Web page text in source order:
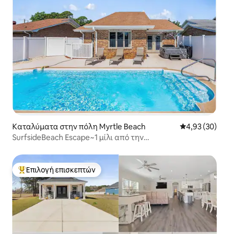
Καταλύματα στην πόλη Myrtle Beach Μέση
4,93 (30)
SurfsideBeach Escape~1 μίλι από την
Κορυφαία επιλογή επισκεπτών
Επιλογή επισκεπτών